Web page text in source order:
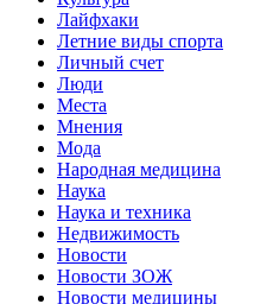
Лайфхаки
Летние виды спорта
Личный счет
Люди
Места
Мнения
Мода
Народная медицина
Наука
Наука и техника
Недвижимость
Новости
Новости ЗОЖ
Новости медицины